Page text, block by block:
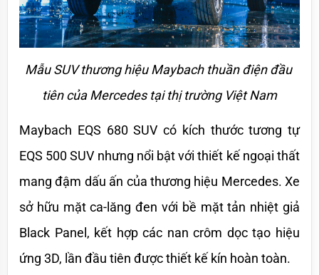
Mẫu SUV thương hiệu Maybach thuần điện đầu
tiên của Mercedes tại thị trường Việt Nam
Maybach EQS 680 SUV có kích thước tương tự
EQS 500 SUV nhưng nổi bật với thiết kế ngoại thất
mang đậm dấu ấn của thương hiệu Mercedes. Xe
sở hữu mặt ca-lăng đen với bề mặt tản nhiệt giả
Black Panel, kết hợp các nan crôm dọc tạo hiệu
ứng 3D, lần đầu tiên được thiết kế kín hoàn toàn.